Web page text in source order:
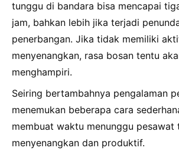
tunggu di bandara bisa mencapai
jam, bahkan lebih jika terjadi
penerbangan. Jika tidak memiliki
menyenangkan, rasa bosan tentu
menghampiri.
Seiring bertambahnya pengalaman
menemukan beberapa cara
membuat waktu menunggu pesawat
menyenangkan dan produktif.